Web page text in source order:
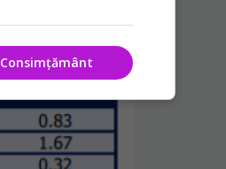
Consimțământ